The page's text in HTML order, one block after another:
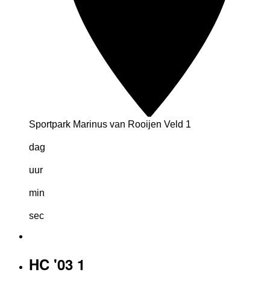
Sportpark Marinus van Rooijen Veld 1
dag
uur
min
sec
HC '03 1